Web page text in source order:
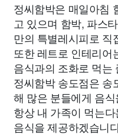
정씨함박은 매일아침
고 있으며 함박, 파스
만의 특별레시피로 직
또한 레트로 인테리어
음식과의 조화로 먹는
정씨함박 송도점은 송
해 많은 분들에게 음
항상 내 가족이 먹는
음식을 제공하겠습니